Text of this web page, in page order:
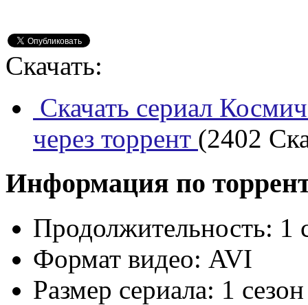
Скачать:
Скачать сериал
через торрент (2402
Информация по
Продолжительность: 1
Формат видео: AVI
Размер сериала: 1